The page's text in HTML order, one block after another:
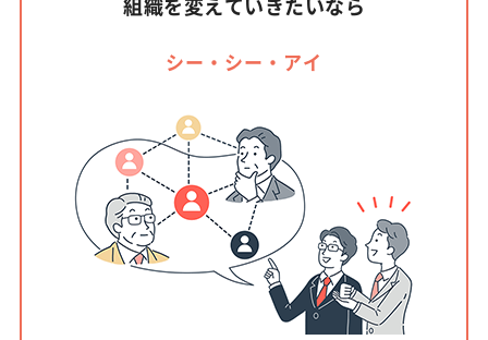
シー・シー・アイ